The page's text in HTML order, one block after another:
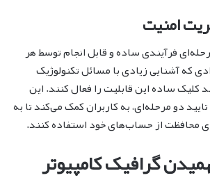
امنیت
فرآیندی ساده و قابل انجام توسط هر
که آشنایی زیادی با مسائل تکنولوژیک
کلیک ساده این قابلیت را فعال کنند. این
دو مرحله‌ای، به کاربران کمک می‌کند تا به
محافظت از حساب‌های خود استفاده کنند.
گرافیک کامپیوتر